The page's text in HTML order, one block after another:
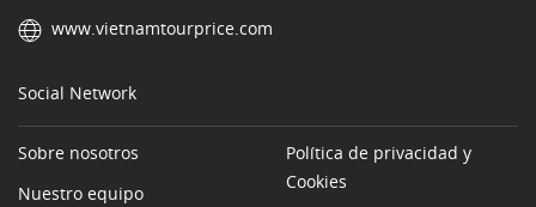
www.vietnamtourprice.com
Social Network
Sobre nosotros
Nuestro equipo
Política de privacidad y
Cookies